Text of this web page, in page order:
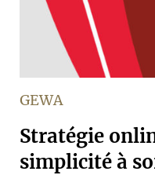
GEWA
Stratégie
simplicité à